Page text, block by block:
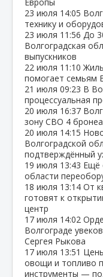
23 июля 14:05
технику и
23 июля 11:56 До
Волгоградская
выпускников
22 июля 11:10
помогает семьям
21 июля 09:23 В
процессуальная
20 июля 16:37
зону СВО 4
20 июля 14:15
Волгоградской
подтверждённый
19 июля 13:43 Ещё
области
18 июля 13:14 От
готовят к
центр
17 июля 14:02
Волгограде
Сергея Рыкова
17 июля 13:51
овощи и топливо
инструменты —